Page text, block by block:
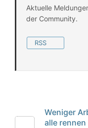
Aktuelle
der Community.
RSS
Weniger
alle rennen